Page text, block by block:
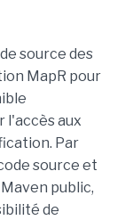
source des
MapR pour
l'accès aux
Par
source et
public,
de